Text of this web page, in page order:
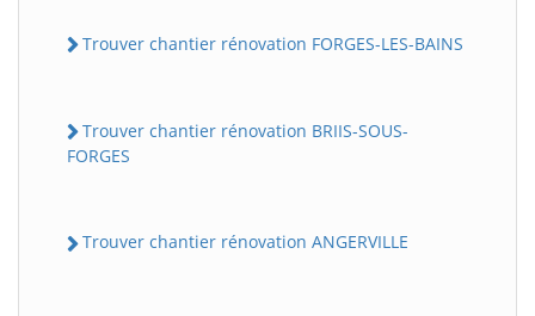
Trouver chantier rénovation FORGES-LES-BAINS
Trouver chantier rénovation BRIIS-SOUS-
FORGES
Trouver chantier rénovation ANGERVILLE